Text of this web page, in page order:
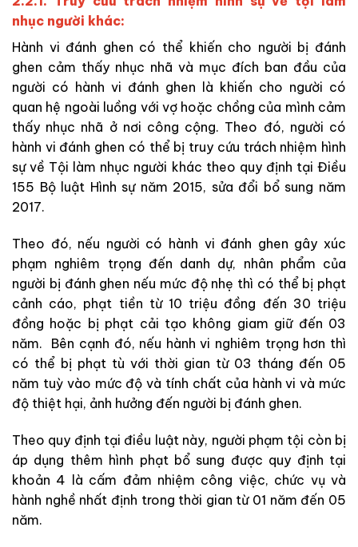
nhục người khác:
Hành vi đánh ghen có thể khiến cho người bị đánh
ghen cảm thấy nhục nhã và mục đích ban đầu của
người có hành vi đánh ghen là khiến cho người có
quan hệ ngoài luồng với vợ hoặc chồng của mình cảm
thấy nhục nhã ở nơi công cộng. Theo đó, người có
hành vi đánh ghen có thể bị truy cứu trách nhiệm hình
sự về Tội làm nhục người khác theo quy định tại Điều
155 Bộ luật Hình sự năm 2015, sửa đổi bổ sung năm
2017.
Theo đó, nếu người có hành vi đánh ghen gây xúc
phạm nghiêm trọng đến danh dự, nhân phẩm của
người bị đánh ghen nếu mức độ nhẹ thì có thể bị phạt
cảnh cáo, phạt tiền từ 10 triệu đồng đến 30 triệu
đồng hoặc bị phạt cải tạo không giam giữ đến 03
năm. Bên cạnh đó, nếu hành vi nghiêm trọng hơn thì
có thể bị phạt tù với thời gian từ 03 tháng đến 05
năm tuỳ vào mức độ và tính chất của hành vi và mức
độ thiệt hại, ảnh hưởng đến người bị đánh ghen.
Theo quy định tại điều luật này, người phạm tội còn bị
áp dụng thêm hình phạt bổ sung được quy định tại
khoản 4 là cấm đảm nhiệm công việc, chức vụ và
hành nghề nhất định trong thời gian từ 01 năm đến 05
năm.